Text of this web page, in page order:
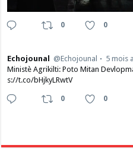
0 0
Echojounal @Echojounal
5 mois
Ministè Agrikilti: Poto Mitan
s://t.co/bHjkyLRwtV
0 0